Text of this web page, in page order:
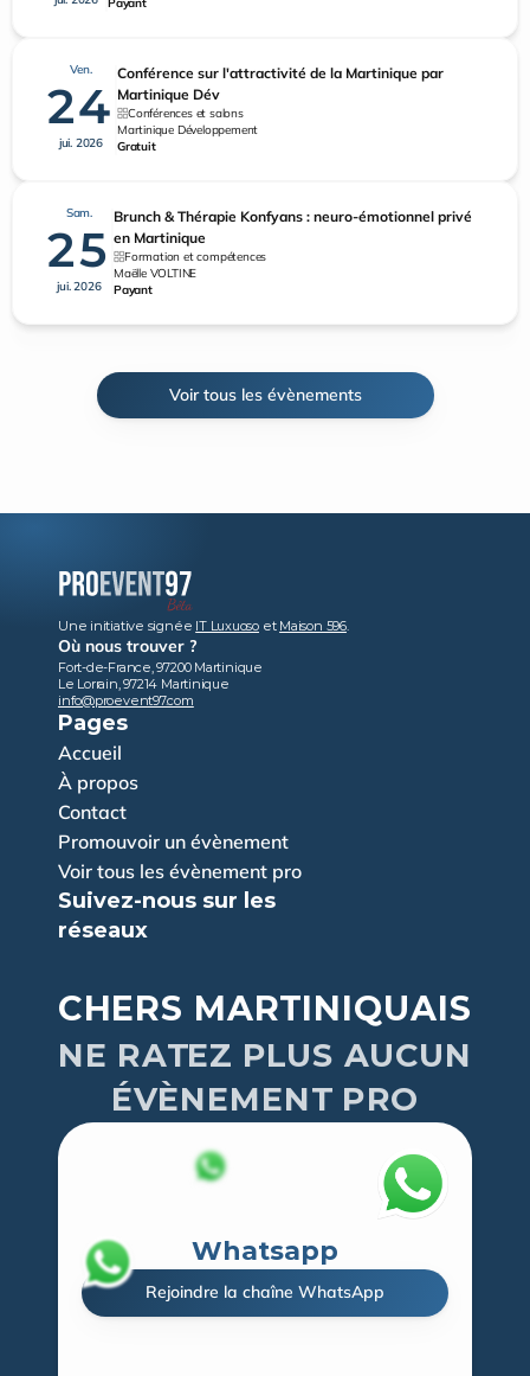
Voir tous les évènements
Payant
Ven.
24
jui. 2026
Conférence sur l'attractivité de la Martinique par
Martinique Dév
Conférences et salons
Martinique Développement
Gratuit
Sam.
25
jui. 2026
Brunch & Thérapie Konfyans : neuro-émotionnel privé
en Martinique
Formation et compétences
Maëlle VOLTINE
Payant
Une initiative signée IT Luxuoso et Maison 596.
Où nous trouver ?
Fort-de-France, 97200 Martinique
Le Lorrain, 97214 Martinique
info@proevent97.com
Pages
Accueil
À propos
Contact
Promouvoir un évènement
Voir tous les évènement pro
Suivez-nous sur les
réseaux
CHERS MARTINIQUAIS
NE RATEZ PLUS AUCUN
ÉVÈNEMENT PRO
Whatsapp
Rejoindre la chaîne WhatsApp